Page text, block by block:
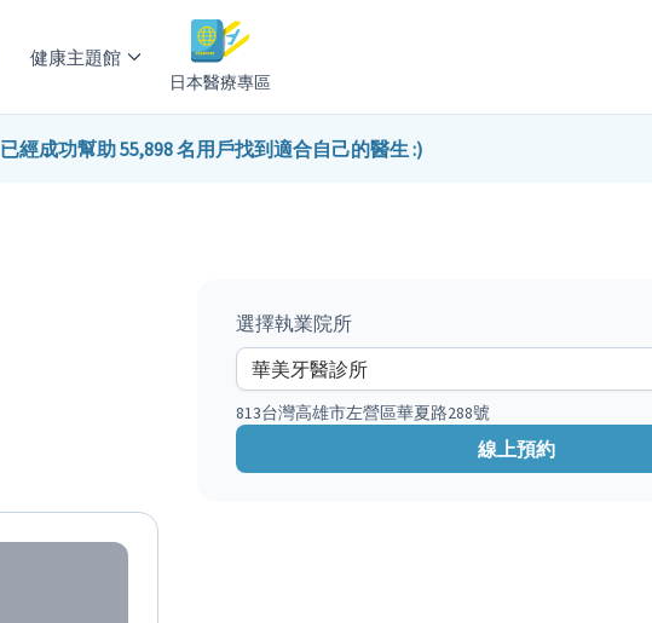
健康主題館
日本醫療專區
經成功幫助 55,898 名用戶找到適合自己的醫生 :)
選擇執業院所
813台灣高雄市左營區華夏路288號
線上預約